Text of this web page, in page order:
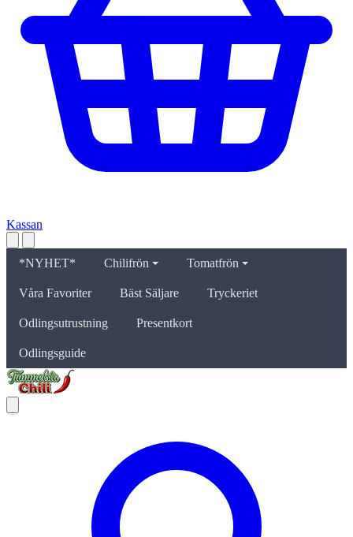
Kassan
*NYHET* Chilifrön Tomatfrön
Våra Favoriter Bäst Säljare Tryckeriet
Odlingsutrustning Presentkort
Odlingsguide